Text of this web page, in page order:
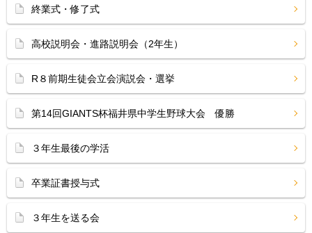
終業式・修了式
高校説明会・進路説明会（2年生）
R８前期生徒会立会演説会・選挙
第14回GIANTS杯福井県中学生野球大会 優勝
３年生最後の学活
卒業証書授与式
３年生を送る会